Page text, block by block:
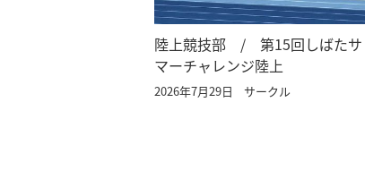
陸上競技部 / 第15回しばたサ
マーチャレンジ陸上
2026年7月29日 サークル